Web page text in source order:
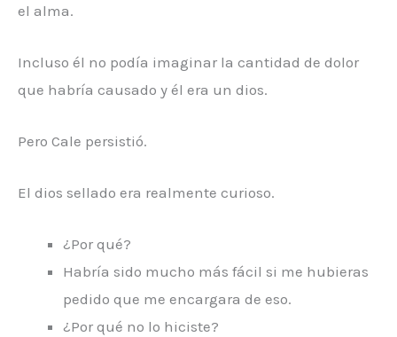
el alma.
Incluso él no podía imaginar la cantidad de dolor
que habría causado y él era un dios.
Pero Cale persistió.
El dios sellado era realmente curioso.
¿Por qué?
Habría sido mucho más fácil si me hubieras
pedido que me encargara de eso.
¿Por qué no lo hiciste?